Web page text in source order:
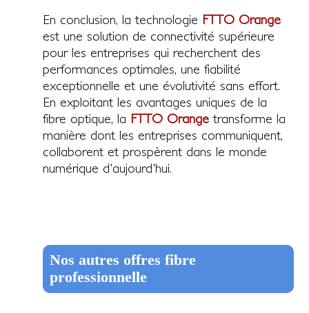
En conclusion, la technologie FTTO Orange
est une solution de connectivité supérieure
pour les entreprises qui recherchent des
performances optimales, une fiabilité
exceptionnelle et une évolutivité sans effort.
En exploitant les avantages uniques de la
fibre optique, la FTTO Orange transforme la
manière dont les entreprises communiquent,
collaborent et prospèrent dans le monde
numérique d'aujourd'hui.
Nos autres offres fibre
professionnelle